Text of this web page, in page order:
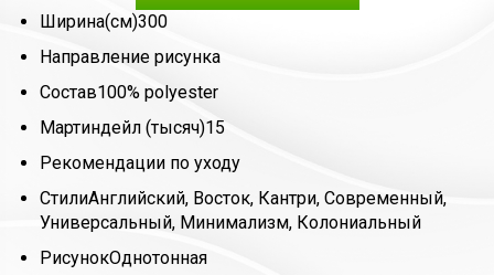
Ширина(см)300
Направление рисунка
Состав100% polyester
Мартиндейл (тысяч)15
Рекомендации по уходу
СтилиАнглийский, Восток, Кантри, Современный,
Универсальный, Минимализм, Колониальный
РисунокОднотонная